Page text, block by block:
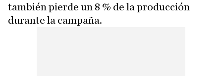
también pierde un 8 % de la producción
durante la campaña.